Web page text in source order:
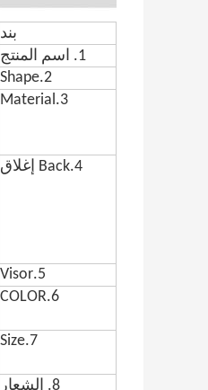
بند
1. اسم المنتج
2.Shape
3.Material
4.Back إغلاق
5.Visor
6.COLOR
7.Size
8. الشعار